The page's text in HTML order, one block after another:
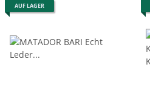
AUF LAGER